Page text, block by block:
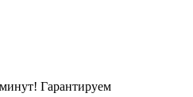
Гарантируем